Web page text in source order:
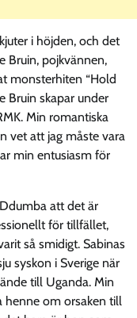
i höjden, och det
Bruin, pojkvännen,
monsterhiten “Hold
Bruin skapar under
Min romantiska
vet att jag måste vara
min entusiasm för
att det är
för tillfället,
så smidigt. Sabinas
syskon i Sverige när
till Uganda. Min
henne om orsaken till